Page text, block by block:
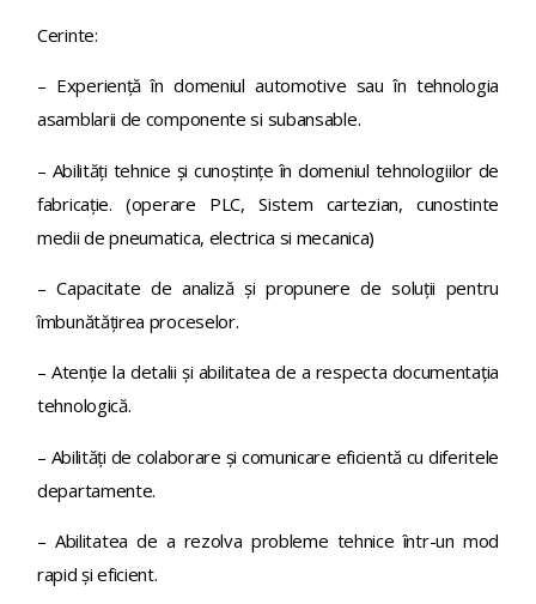
Cerinte:
– Experiență în domeniul automotive sau în tehnologia
asamblarii de componente si subansable.
– Abilități tehnice și cunoștințe în domeniul tehnologiilor de
fabricaţie. (operare PLC, Sistem cartezian, cunostinte
medii de pneumatica, electrica si mecanica)
– Capacitate de analiză și propunere de soluții pentru
îmbunătăţirea proceselor.
– Atenție la detalii și abilitatea de a respecta documentaţia
tehnologică.
– Abilități de colaborare și comunicare eficientă cu diferitele
departamente.
– Abilitatea de a rezolva probleme tehnice într-un mod
rapid și eficient.